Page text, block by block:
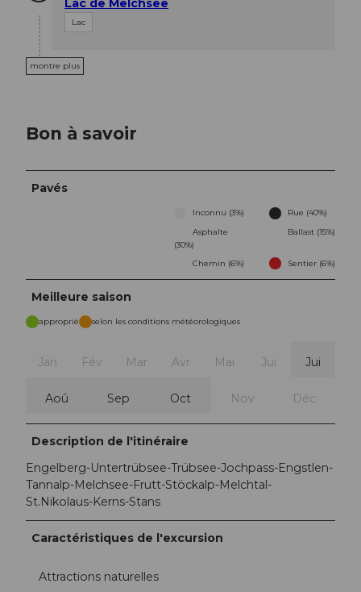
Lac de Melchsee
Lac
montre plus
Bon à savoir
Pavés
Inconnu (3%)
Rue (40%)
Asphalte
(30%)
Ballast (15%)
Chemin (6%) Sentier (6%)
Meilleure saison
approprié selon les conditions météorologiques
Jan Fév Mar Avr Mai Jui Jui
Aoû Sep Oct Nov Déc
Description de l'itinéraire
Engelberg-Untertrübsee-Trübsee-Jochpass-Engstlen-
Tannalp-Melchsee-Frutt-Stöckalp-Melchtal-
St.Nikolaus-Kerns-Stans
Caractéristiques de l'excursion
Attractions naturelles